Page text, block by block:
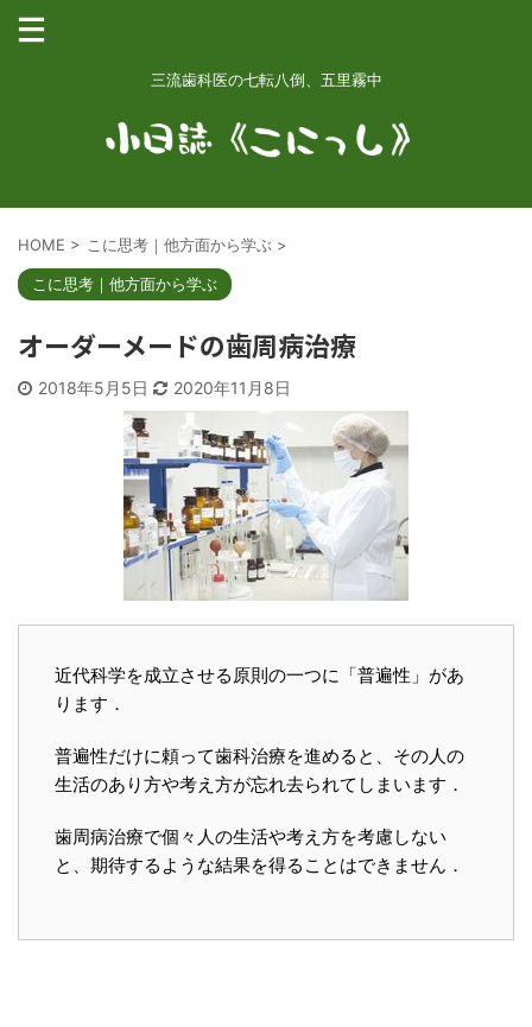
三流歯科医の七転八倒、五里霧中
HOME > こに思考｜他方面から学ぶ >
こに思考｜他方面から学ぶ
オーダーメードの歯周病治療
2018年5月5日 2020年11月8日
近代科学を成立させる原則の一つに「普遍性」があ
ります．
普遍性だけに頼って歯科治療を進めると、その人の
生活のあり方や考え方が忘れ去られてしまいます．
歯周病治療で個々人の生活や考え方を考慮しない
と、期待するような結果を得ることはできません．